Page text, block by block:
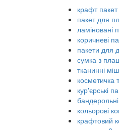
крафт
пакет для
ламіновані
коричневі
пакети для
сумка з
тканинні
косметичка
кур'єрські
кольорові
крафтовий